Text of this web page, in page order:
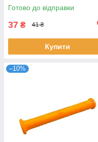
Готово до відправки
37 ₴ 41 ₴
Купити
–10%